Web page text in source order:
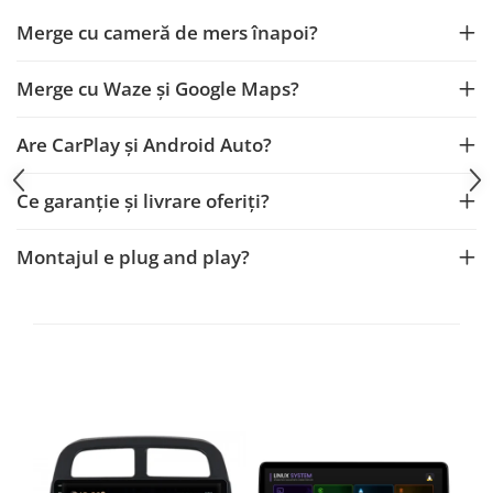
Volvo
Iveco
Porsche
Ssangyong
Rame adaptoare Chrysler
Rame adaptoare Isuzu
Rame adaptoare Subaru
Rame adaptoare Iveco
Rame adaptoare Smart
Merge cu cameră de mers înapoi?
Merge cu Waze și Google Maps?
Are CarPlay și Android Auto?
Ce garanție și livrare oferiți?
Montajul e plug and play?